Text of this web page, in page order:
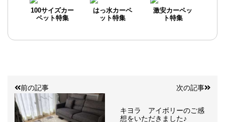
100サイズカー
ペット特集
はっ水カーペ
ット特集
激安カーペッ
ト特集
前の記事 次の記事
キヨラ アイボリーのご感
想をいただきました♪